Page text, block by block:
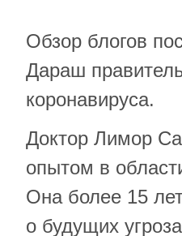
Обзор блогов
Дараш
коронавируса.
Доктор Лимор
опытом в
Она более 15
о будущих